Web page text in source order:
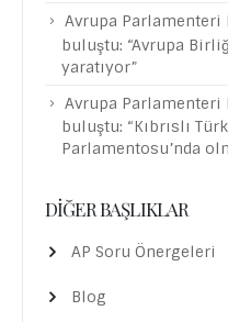
Avrupa Parlamenteri
buluştu: “Avrupa
yaratıyor”
Avrupa Parlamenteri
buluştu: “Kıbrıslı
Parlamentosu’nda
DIĞER BAŞLIKLAR
AP Soru Önergeleri
Blog